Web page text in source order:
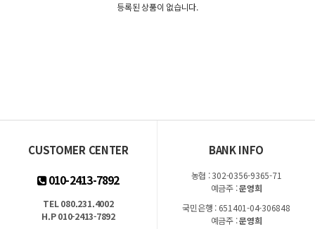
등록된 상품이 없습니다.
CUSTOMER CENTER
010-2413-7892
TEL 080.231.4002
H.P 010-2413-7892
BANK INFO
농협 : 302-0356-9365-71
예금주 :문영희
국민은행 : 651401-04-306848
예금주 :문영희